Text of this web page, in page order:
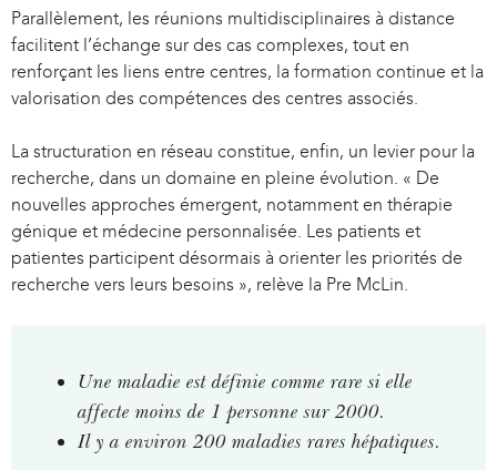
Parallèlement, les réunions multidisciplinaires à distance
facilitent l’échange sur des cas complexes, tout en
renforçant les liens entre centres, la formation continue et la
valorisation des compétences des centres associés.
La structuration en réseau constitue, enfin, un levier pour la
recherche, dans un domaine en pleine évolution. « De
nouvelles approches émergent, notamment en thérapie
génique et médecine personnalisée. Les patients et
patientes participent désormais à orienter les priorités de
recherche vers leurs besoins », relève la Pre McLin.
Une maladie est définie comme rare si elle
affecte moins de 1 personne sur 2000.
Il y a environ 200 maladies rares hépatiques.